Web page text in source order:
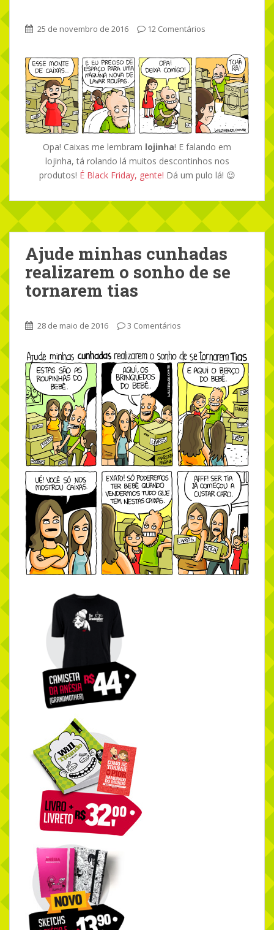
25 de novembro de 2016 12 Comentários
Opa! Caixas me lembram lojinha! E falando em
lojinha, tá rolando lá muitos descontinhos nos
produtos! É Black Friday, gente! Dá um pulo lá! 😉
Ajude minhas cunhadas
realizarem o sonho de se
tornarem tias
28 de maio de 2016 3 Comentários